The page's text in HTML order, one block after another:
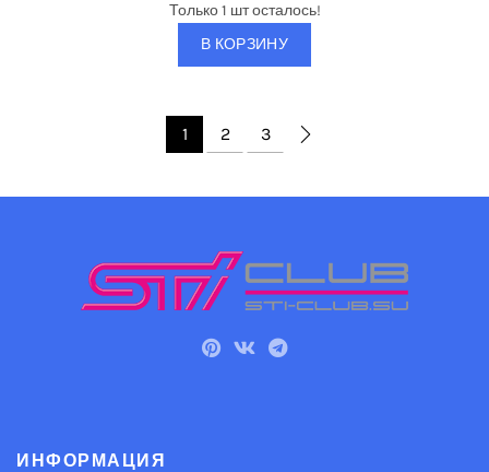
Только 1 шт осталось!
В КОРЗИНУ
1 2 3
ИНФОРМАЦИЯ